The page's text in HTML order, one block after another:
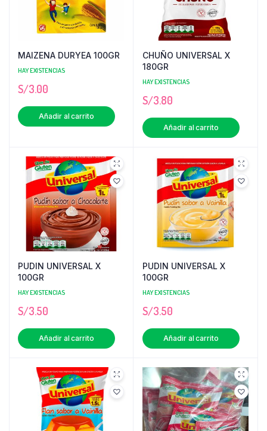
MAIZENA DURYEA 100GR
HAY EXISTENCIAS
S/3.00
Añadir al carrito
CHUÑO UNIVERSAL X
180GR
HAY EXISTENCIAS
S/3.80
Añadir al carrito
PUDIN UNIVERSAL X
100GR
HAY EXISTENCIAS
S/3.50
Añadir al carrito
PUDIN UNIVERSAL X
100GR
HAY EXISTENCIAS
S/3.50
Añadir al carrito